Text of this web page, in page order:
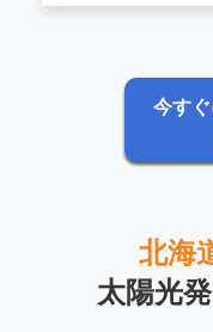
今す
北海
太陽光